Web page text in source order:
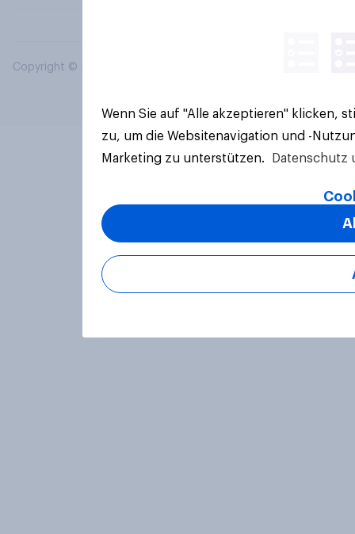
Copyright © 2026 YouGov PLC. Alle Rechte vorbehalten.
Wenn Sie auf "Alle akzeptieren" klicken,
zu, um die Websitenavigation und -
Marketing zu unterstützen.
Datenschutz